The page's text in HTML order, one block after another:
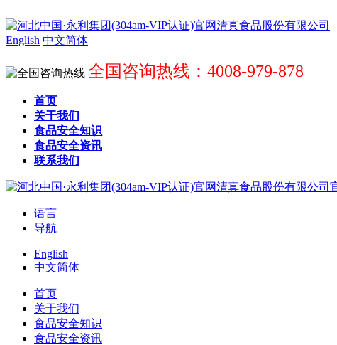
English 中文简体
全国咨询热线：4008-979-878
首页
关于我们
食品安全知识
食品安全资讯
联系我们
语言
导航
English
中文简体
首页
关于我们
食品安全知识
食品安全资讯